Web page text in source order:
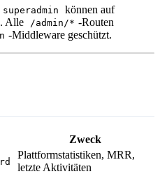
können auf
Alle
/admin/* -Routen
-Middleware geschützt.
Zweck
Plattformstatistiken, MRR,
letzte Aktivitäten